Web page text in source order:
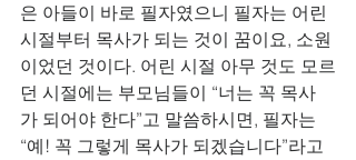
은 아들이 바로 필자였으니 필자는 어린
시절부터 목사가 되는 것이 꿈이요, 소원
이었던 것이다. 어린 시절 아무 것도 모르
던 시절에는 부모님들이 “너는 꼭 목사
가 되어야 한다”고 말씀하시면, 필자는
“예! 꼭 그렇게 목사가 되겠습니다”라고